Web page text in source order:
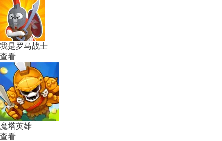
我是罗马战士
查看
魔塔英雄
查看